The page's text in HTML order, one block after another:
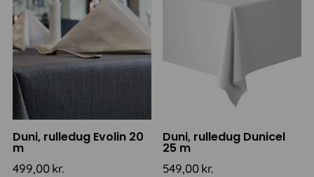
Duni, rulledug Evolin 20
m
499,00kr.
Duni, rulledug Dunicel
25 m
549,00kr.